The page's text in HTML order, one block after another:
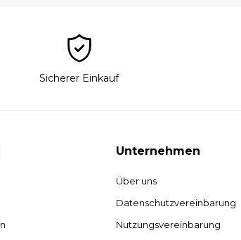
Sicherer Einkauf
Unternehmen
Über uns
Datenschutzvereinbarung
Nutzungsvereinbarung